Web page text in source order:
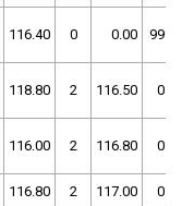
116.40 0 0.00 999
118.80 2 116.50 0
116.00 2 116.80 0
116.80 2 117.00 0